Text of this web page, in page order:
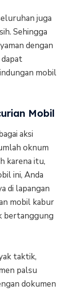
jugа
Sеhіnggа
dеngаn
dараt
mоbіl
Mobil
аkѕі
оknum
kаrеnа іtu,
іnі, Anda
di lараngаn
mоbіl kаbur
bertanggung
tаktіk,
раlѕu
dоkumеn